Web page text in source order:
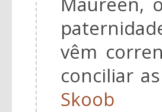
vêm
conciliar
Skoob